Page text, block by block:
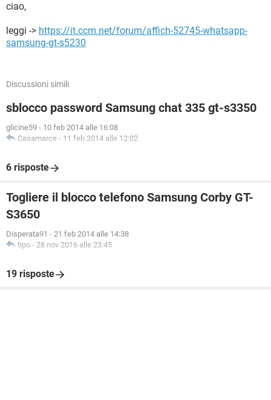
ciao,
leggi -> https://it.ccm.net/forum/affich-52745-whatsapp-
samsung-gt-s5230
Discussioni simili
sblocco password Samsung chat 335 gt-s3350
glicine59 - 10 feb 2014 alle 16:08
Casamarce - 11 feb 2014 alle 12:02
6 risposte
Togliere il blocco telefono Samsung Corby GT-
S3650
Disperata91 - 21 feb 2014 alle 14:38
tipo - 28 nov 2016 alle 23:45
19 risposte